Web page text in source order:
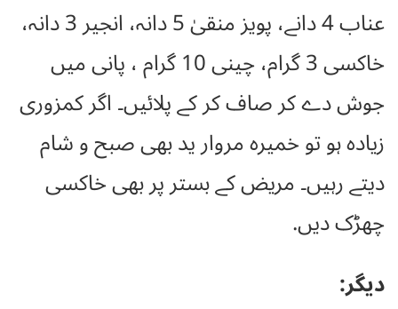
عناب 4 دانے، پویز منقیٰ 5 دانہ، انجیر 3 دانہ،
خاکسی 3 گرام، چینی 10 گرام ، پانی میں
جوش دے کر صاف کر کے پلائیں۔ اگر کمزوری
زیادہ ہو تو خمیرہ مروار ید بھی صبح و شام
دیتے رہیں۔ مریض کے بستر پر بھی خاکسی
چھڑک دیں.
دیگر: